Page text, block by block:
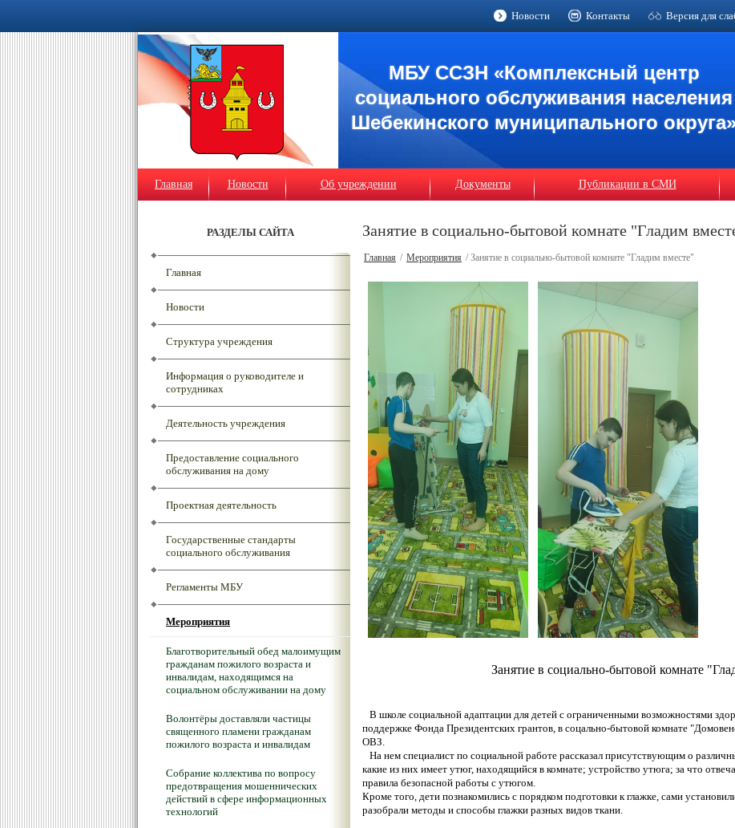
Новости Контакты Версия для
МБУ ССЗН «Комплексный центр
социального обслуживания населения
Шебекинского муниципального
Главная Новости Об учреждении Документы Публикации в СМИ
РАЗДЕЛЫ САЙТА
Главная
Новости
Структура учреждения
Информация о руководителе и
сотрудниках
Деятельность учреждения
Предоставление социального
обслуживания на дому
Проектная деятельность
Государственные стандарты
социального обслуживания
Регламенты МБУ
Мероприятия
Благотворительный обед малоимущим
гражданам пожилого возраста и
инвалидам, находящимся на
социальном обслуживании на дому
Волонтёры доставляли частицы
священного пламени гражданам
пожилого возраста и инвалидам
Собрание коллектива по вопросу
предотвращения мошеннических
действий в сфере информационных
технологий
Занятие в социально-бытовой комнате "Гладим
Главная / Мероприятия / Занятие в социально-бытовой комнате "Гладим вместе"
Занятие в социально-бытовой комнате
В школе социальной адаптации для детей с ограниченными возможностями
поддержке Фонда Президентских грантов, в соцально-бытовой комнате
ОВЗ.
На нем специалист по социальной работе рассказал присутствующим о
какие из них имеет утюг, находящийся в комнате; устройство утюга; за что
правила безопасной работы с утюгом.
Кроме того, дети познакомились с порядком подготовки к глажке, сами
разобрали методы и способы глажки разных видов ткани.